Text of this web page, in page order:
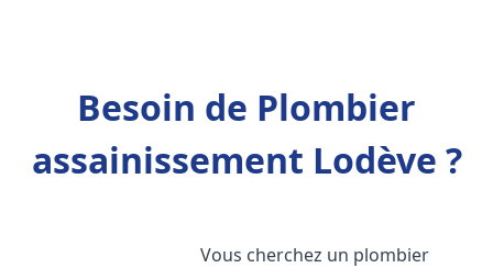
Besoin de Plombier
assainissement Lodève ?
Vous cherchez un plombier